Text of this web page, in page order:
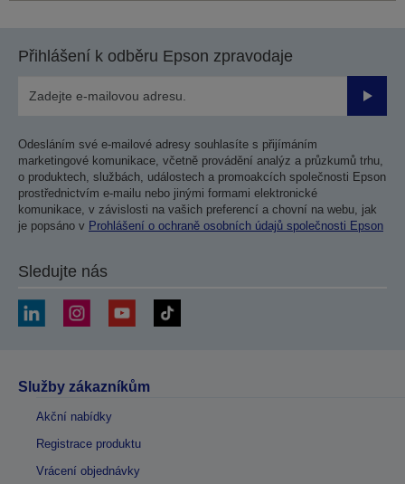
Přihlášení k odběru Epson zpravodaje
Odesláním své e-mailové adresy souhlasíte s přijímáním
marketingové komunikace, včetně provádění analýz a průzkumů trhu,
o produktech, službách, událostech a promoakcích společnosti Epson
prostřednictvím e-mailu nebo jinými formami elektronické
komunikace, v závislosti na vašich preferencí a chovní na webu, jak
je popsáno v Prohlášení o ochraně osobních údajů společnosti Epson
Sledujte nás
Služby zákazníkům
Akční nabídky
Registrace produktu
Vrácení objednávky